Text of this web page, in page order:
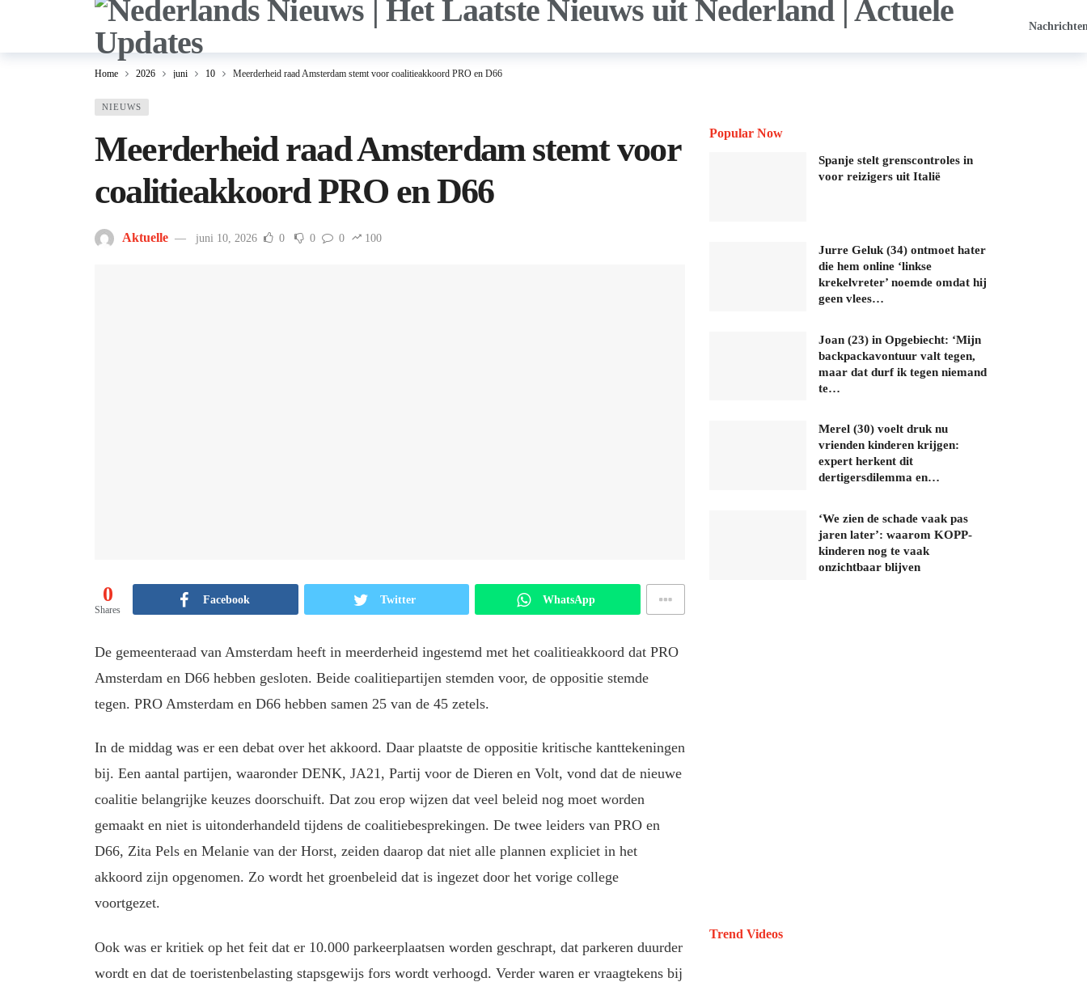
Home 2026 juni 10 Meerderheid raad Amsterdam stemt voor coalitieakkoord PRO en D66
NIEUWS
Meerderheid raad Amsterdam stemt voor
coalitieakkoord PRO en D66
Aktuelle juni 10, 2026 0 0 0 100
0
Shares
Facebook Twitter WhatsApp
De gemeenteraad van Amsterdam heeft in meerderheid ingestemd met het coalitieakkoord dat PRO
Amsterdam en D66 hebben gesloten. Beide coalitiepartijen stemden voor, de oppositie stemde
tegen. PRO Amsterdam en D66 hebben samen 25 van de 45 zetels.
In de middag was er een debat over het akkoord. Daar plaatste de oppositie kritische kanttekeningen
bij. Een aantal partijen, waaronder DENK, JA21, Partij voor de Dieren en Volt, vond dat de nieuwe
coalitie belangrijke keuzes doorschuift. Dat zou erop wijzen dat veel beleid nog moet worden
gemaakt en niet is uitonderhandeld tijdens de coalitiebesprekingen. De twee leiders van PRO en
D66, Zita Pels en Melanie van der Horst, zeiden daarop dat niet alle plannen expliciet in het
akkoord zijn opgenomen. Zo wordt het groenbeleid dat is ingezet door het vorige college
voortgezet.
Ook was er kritiek op het feit dat er 10.000 parkeerplaatsen worden geschrapt, dat parkeren duurder
wordt en dat de toeristenbelasting stapsgewijs fors wordt verhoogd. Verder waren er vraagtekens bij
Popular Now
Spanje stelt grenscontroles in
voor reizigers uit Italië
Jurre Geluk (34) ontmoet hater
die hem online ‘linkse
krekelvreter’ noemde omdat hij
geen vlees…
Joan (23) in Opgebiecht: ‘Mijn
backpackavontuur valt tegen,
maar dat durf ik tegen niemand
te…
Merel (30) voelt druk nu
vrienden kinderen krijgen:
expert herkent dit
dertigersdilemma en…
‘We zien de schade vaak pas
jaren later’: waarom KOPP-
kinderen nog te vaak
onzichtbaar blijven
Trend Videos